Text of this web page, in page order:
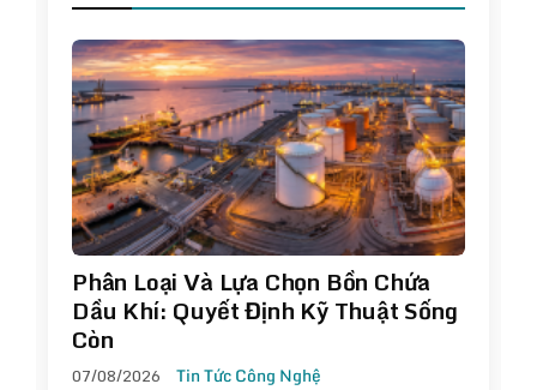
Phân Loại Và Lựa Chọn Bồn Chứa
Dầu Khí: Quyết Định Kỹ Thuật Sống
Còn
07/08/2026 Tin Tức Công Nghệ